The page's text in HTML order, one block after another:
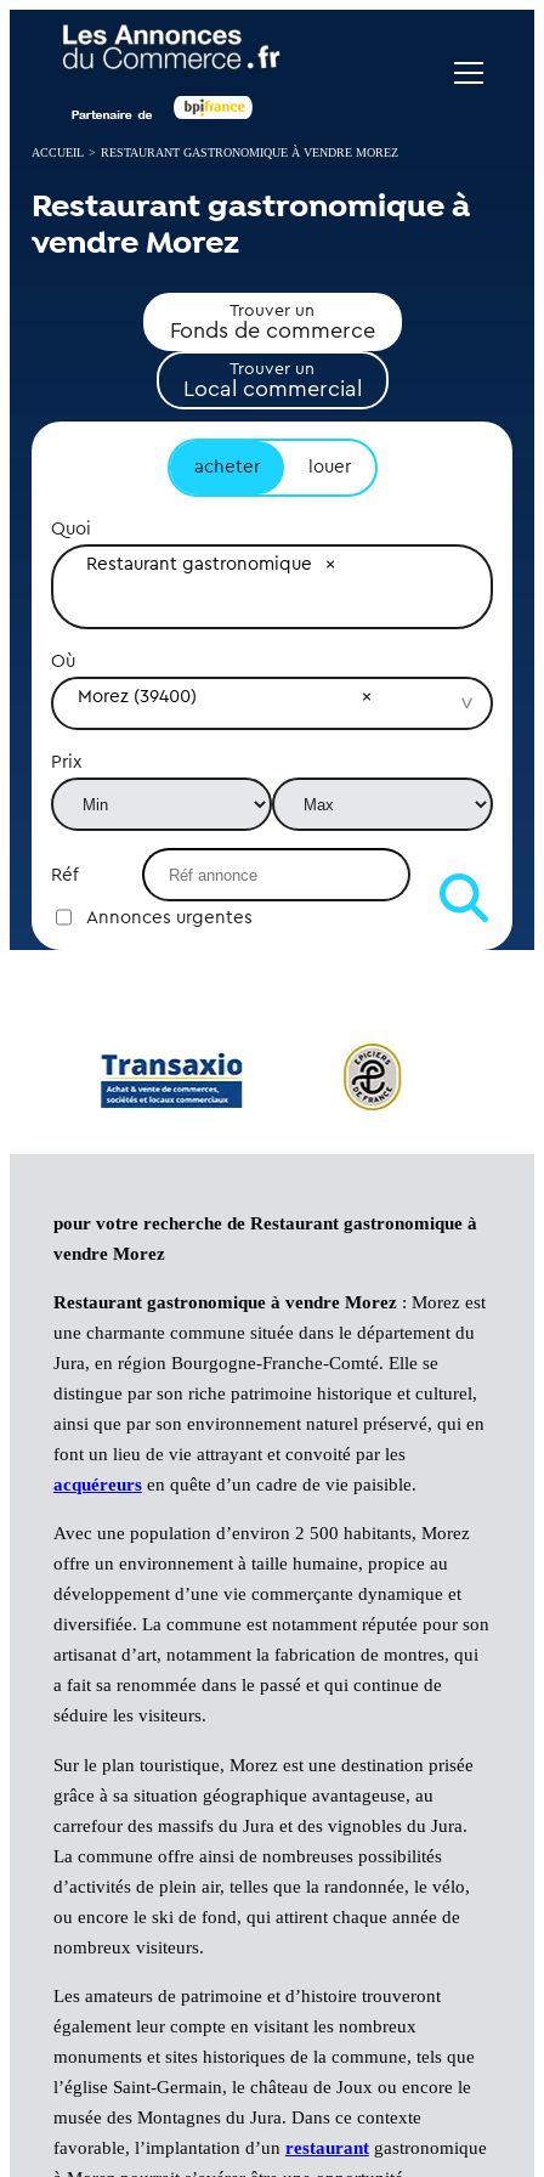
ACCUEIL > RESTAURANT GASTRONOMIQUE À VENDRE MOREZ
Restaurant gastronomique à
vendre Morez
Trouver un
Fonds de commerce
Trouver un
Local commercial
acheter louer
Quoi
Restaurant gastronomique
Où
Morez (39400)
Prix
Réf
Annonces urgentes
pour votre recherche de Restaurant gastronomique à
vendre Morez
Restaurant gastronomique à vendre Morez: Morez est
une charmante commune située dans le département du
Jura, en région Bourgogne-Franche-Comté. Elle se
distingue par son riche patrimoine historique et culturel,
ainsi que par son environnement naturel préservé, qui en
font un lieu de vie attrayant et convoité par les
acquéreursen quête d’un cadre de vie paisible.
Avec une population d’environ 2 500 habitants, Morez
offre un environnement à taille humaine, propice au
développement d’une vie commerçante dynamique et
diversifiée. La commune est notamment réputée pour son
artisanat d’art, notamment la fabrication de montres, qui
a fait sa renommée dans le passé et qui continue de
séduire les visiteurs.
Sur le plan touristique, Morez est une destination prisée
grâce à sa situation géographique avantageuse, au
carrefour des massifs du Jura et des vignobles du Jura.
La commune offre ainsi de nombreuses possibilités
d’activités de plein air, telles que la randonnée, le vélo,
ou encore le ski de fond, qui attirent chaque année de
nombreux visiteurs.
Les amateurs de patrimoine et d’histoire trouveront
également leur compte en visitant les nombreux
monuments et sites historiques de la commune, tels que
l’église Saint-Germain, le château de Joux ou encore le
musée des Montagnes du Jura. Dans ce contexte
favorable, l’implantation d’un restaurantgastronomique
Panneau de gestion des cookies